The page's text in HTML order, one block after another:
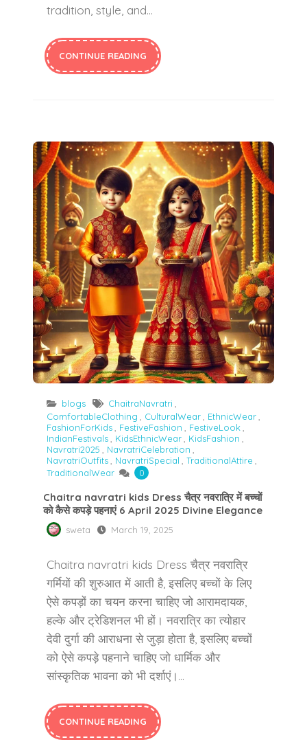
tradition, style, and…
CONTINUE READING
blogs ChaitraNavratri ,
ComfortableClothing , CulturalWear, EthnicWear,
FashionForKids, FestiveFashion , FestiveLook,
IndianFestivals, KidsEthnicWear, KidsFashion ,
Navratri2025 , NavratriCelebration ,
NavratriOutfits, NavratriSpecial , TraditionalAttire ,
TraditionalWear
0
Chaitra navratri kids Dress चैत्र नवरात्रि में बच्चों
को कैसे कपड़े पहनाएं 6 April 2025 Divine Elegance
sweta March 19, 2025
Chaitra navratri kids Dress चैत्र नवरात्रि
गर्मियों की शुरुआत में आती है, इसलिए बच्चों के लिए
ऐसे कपड़ों का चयन करना चाहिए जो आरामदायक,
हल्के और ट्रेडिशनल भी हों। नवरात्रि का त्योहार
देवी दुर्गा की आराधना से जुड़ा होता है, इसलिए बच्चों
को ऐसे कपड़े पहनाने चाहिए जो धार्मिक और
सांस्कृतिक भावना को भी दर्शाएं।…
CONTINUE READING